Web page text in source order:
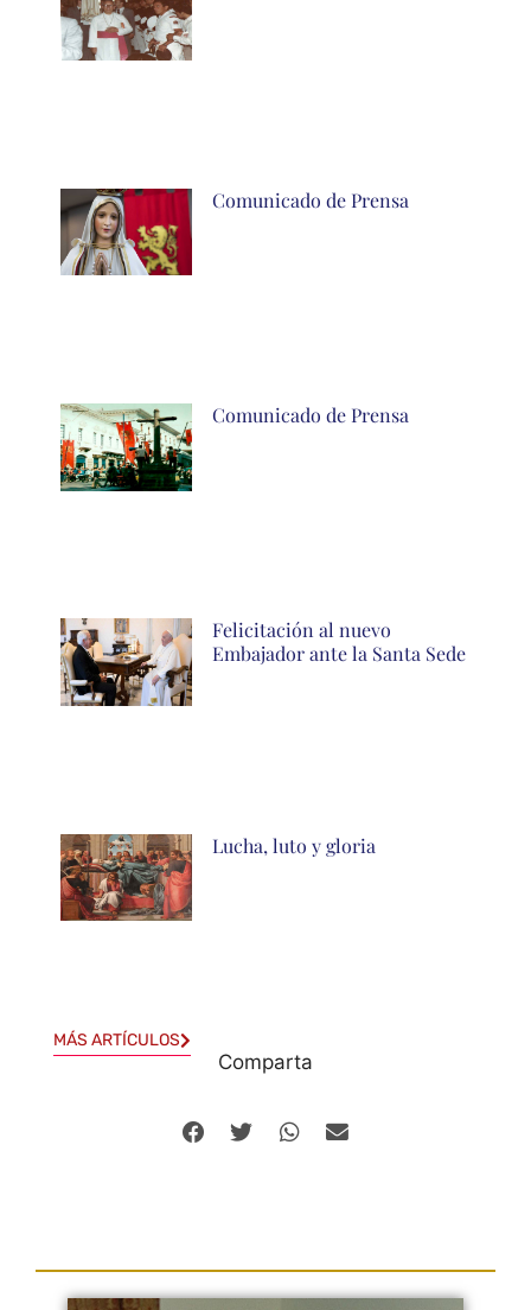
Comunicado de Prensa
Comunicado de Prensa
Felicitación al nuevo
Embajador ante la Santa Sede
Lucha, luto y gloria
MÁS ARTÍCULOS
Comparta